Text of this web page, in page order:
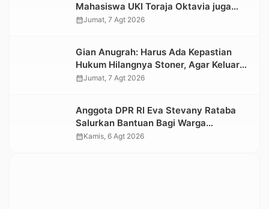
Mahasiswa UKI Toraja Oktavia juga
Lolos ke Pekan Seni Mahasiswa
calendar_monthJumat, 7 Agt 2026
Gian Anugrah: Harus Ada Kepastian
Hukum Hilangnya Stoner, Agar Keluarga
tidak Larut dalam Trauma dan
calendar_monthJumat, 7 Agt 2026
Anggota DPR RI Eva Stevany Rataba
Salurkan Bantuan Bagi Warga
Terdampak Longsor di Buntu Pepasan
calendar_monthKamis, 6 Agt 2026